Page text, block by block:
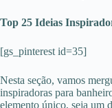
Top 25 Ideias
[gs_pinterest id=35]
Nesta seção, vamos
inspiradoras para
elemento único, seja um